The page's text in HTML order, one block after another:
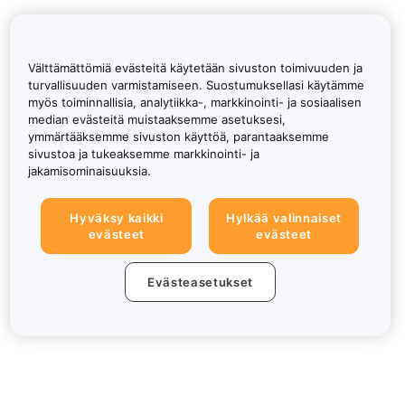
Välttämättömiä evästeitä käytetään sivuston toimivuuden ja
turvallisuuden varmistamiseen. Suostumuksellasi käytämme
myös toiminnallisia, analytiikka-, markkinointi- ja sosiaalisen
median evästeitä muistaaksemme asetuksesi,
ymmärtääksemme sivuston käyttöä, parantaaksemme
sivustoa ja tukeaksemme markkinointi- ja
jakamisominaisuuksia.
Hyväksy kaikki
evästeet
Hylkää valinnaiset
evästeet
Evästeasetukset